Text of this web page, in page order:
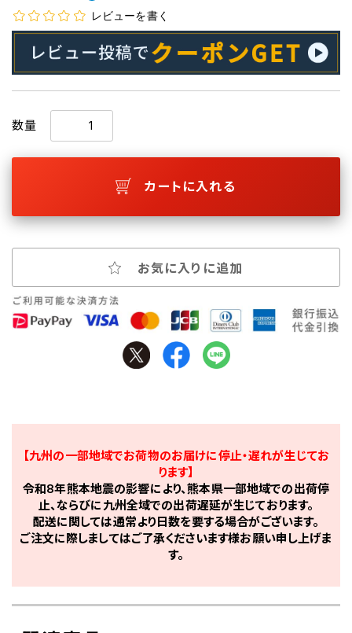
レビューを書く
数量
カートに入れる
お気に入りに追加
【九州の一部地域でお荷物のお届けに停止・遅れが生じてお
ります】
令和8年熊本地震の影響により、熊本県一部地域での出荷停
止、ならびに九州全域での出荷遅延が生じております。
配送に関しては通常より日数を要する場合がございます。
ご注文に際しましてはご了承くださいます様お願い申し上げま
す。